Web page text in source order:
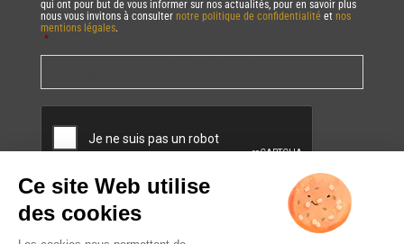
qui ont pour but de vous informer sur nos actualités, pour en savoir plus
nous vous invitons à consulter notre politique de confidentialité et nos
mentions légales.
*